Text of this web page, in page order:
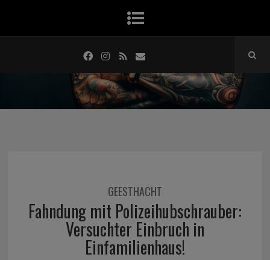
GEESTHACHT
Fahndung mit Polizeihubschrauber:
Versuchter Einbruch in
Einfamilienhaus!